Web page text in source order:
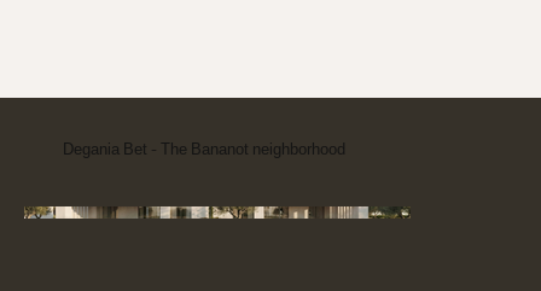
Degania Bet - The Bananot neighborhood